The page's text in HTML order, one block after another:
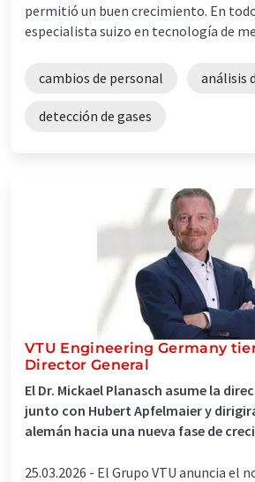
permitió un buen crecimiento. En
especialista suizo en tecnología de
cambios de personal análisis
detección de gases
VTU Engineering Germany
Director General
El Dr. Mickael Planasch asume la
junto con Hubert Apfelmaier y
alemán hacia una nueva fase de
25.03.2026 - El Grupo VTU anuncia el